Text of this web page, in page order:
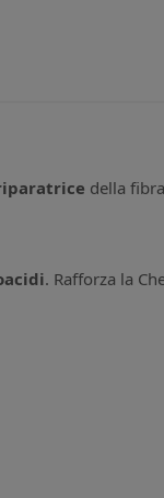
della
. Rafforza la